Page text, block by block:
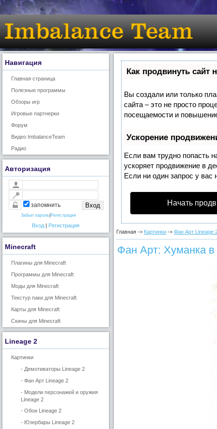
Навигация
Главная страница
Полезные программы
Обзоры игр
Игровые партнерки
Форум
Видео ImbalanceTeam
Радио
Авторизация
запомнить
Забыл пароль Регистрация
Вход | Регистрация
Minecraft
Плагины для Minecraft
Программы для Minecraft
Моды для Minecraft
Текстур паки для Minecraft
Карты для Minecraft
Скины для Minecraft
Lineage 2
Картинки
- Демотиваторы Lineage 2
- Фан Арт Lineage 2
- Модели персонажей и оружия
Lineage 2
- Обои Lineage 2
- Юзербары Lineage 2
Как продвинуть сайт
Вы создали или только
сайта – это не просто
посещаемости и
Ускорение
Если вам трудно попасть
ускоряет продвижение в
Если ни один запрос у вас
Начать
Главная -> Картинки -> Фан Арт Lineage
Фан Арт: Хуманка в